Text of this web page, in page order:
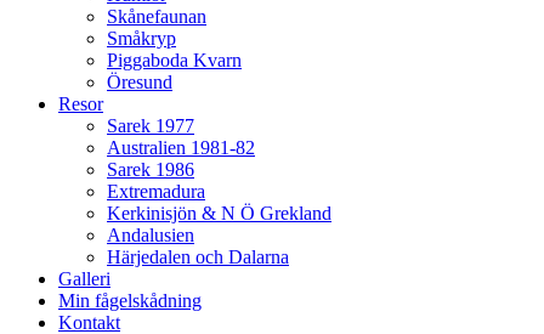
Skånefaunan
Småkryp
Piggaboda Kvarn
Öresund
Resor
Sarek 1977
Australien 1981-82
Sarek 1986
Extremadura
Kerkinisjön & N Ö Grekland
Andalusien
Härjedalen och Dalarna
Galleri
Min fågelskådning
Kontakt